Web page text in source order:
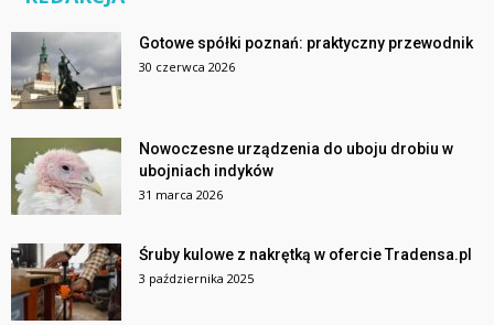
Gotowe spółki poznań: praktyczny przewodnik
30 czerwca 2026
Nowoczesne urządzenia do uboju drobiu w
ubojniach indyków
31 marca 2026
Śruby kulowe z nakrętką w ofercie Tradensa.pl
3 października 2025